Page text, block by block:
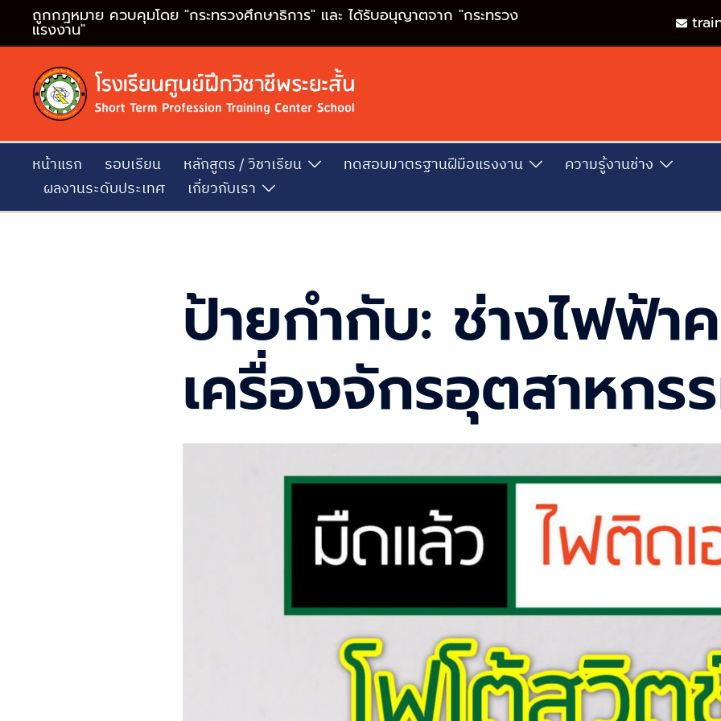
content
ถูกกฎหมาย ควบคุมโดย "กระทรวงศึกษาธิการ" และ ได้รับอนุญาตจาก "กระทรวง
แรงงาน"
หน้าแรก รอบเรียน หลักสูตร / วิชาเรียน ทดสอบมาตรฐานฝีมือแรงงาน
ความรู้งานช่าง
ผลงานระดับประเทศ
เกี่ยวกับเรา
ป้ายกำกับ: ช่างไฟฟ้า
เครื่องจักรอุตสาหกร